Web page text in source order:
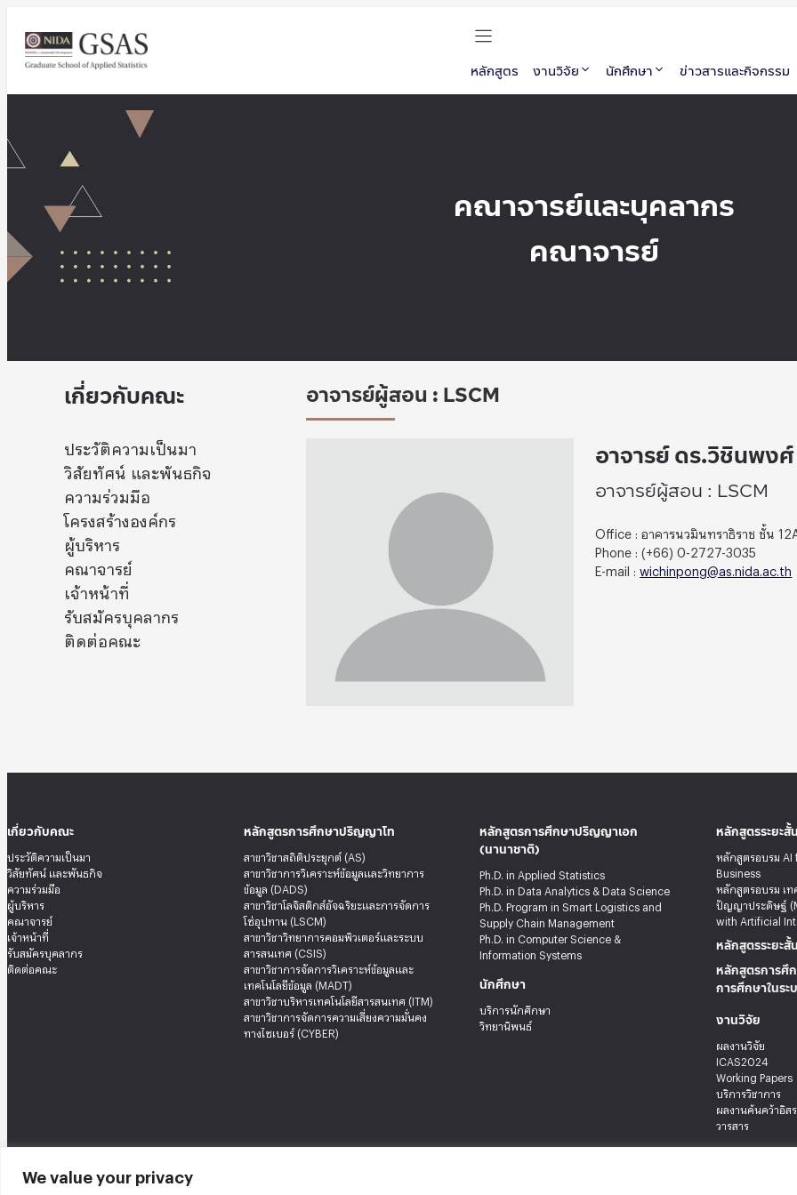
We value your privacy
หลักสูตร งานวิจัย นักศึกษา ข่าวสารและกิจกรรม
คณาจารย์และบุคลากร
คณาจารย์
เกี่ยวกับคณะ
ประวัติความเป็นมา
วิสัยทัศน์ และพันธกิจ
ความร่วมมือ
โครงสร้างองค์กร
ผู้บริหาร
คณาจารย์
เจ้าหน้าที่
รับสมัครบุคลากร
ติดต่อคณะ
อาจารย์ผู้สอน : LSCM
อาจารย์ ดร.วิชินพง
อาจารย์ผู้สอน : LSCM
Office : อาคารนวมินทราธิราช ชั้น 12A
Phone : (+66) 0-2727-3035
E-mail :wichinpong@as.nida.ac.th
เกี่ยวกับคณะ
ประวัติความเป็นมา
วิสัยทัศน์ และพันธกิจ
ความร่วมมือ
ผู้บริหาร
คณาจารย์
เจ้าหน้าที่
รับสมัครบุคลากร
ติดต่อคณะ
หลักสูตรการศึกษาปริญญาโท
สาขาวิชาสถิติประยุกต์ (AS)
สาขาวิชาการวิเคราะห์ข้อมูลและวิทยาการ
ข้อมูล (DADS)
สาขาวิชาโลจิสติกส์อัจฉริยะและการจัดการ
โซ่อุปทาน (LSCM)
สาขาวิชาวิทยาการคอมพิวเตอร์และระบบ
สารสนเทศ (CSIS)
สาขาวิชาการจัดการวิเคราะห์ข้อมูลและ
เทคโนโลยีข้อมูล (MADT)
สาขาวิชาบริหารเทคโนโลยีสารสนเทศ (ITM)
สาขาวิชาการจัดการความเสี่ยงความมั่นคง
ทางไซเบอร์ (CYBER)
หลักสูตรการศึกษาปริญญาเอก
(นานาชาติ)
Ph.D. in Applied Statistics
Ph.D. in Data Analytics & Data Science
Ph.D. Program in Smart Logistics and
Supply Chain Management
Ph.D. in Computer Science &
Information Systems
นักศึกษา
บริการนักศึกษา
วิทยานิพนธ์
หลักสูตรระยะสั้น
หลักสูตรอบรม AI
Business
หลักสูตรอบรม เท
ปัญญาประดิษฐ์
with Artificial
หลักสูตรระยะสั้น
หลักสูตรการศึ
การศึกษาในระ
งานวิจัย
ผลงานวิจัย
ICAS2024
Working Papers
บริการวิชาการ
ผลงานค้นคว้าอิส
วารสาร
คณะสถิติประยุกต์ อาคารนวมินทราธิราช ชั้น 12 เลขที่ 148 ถนนเสรีไทย แขวงคลองจั่น เขตบางกะปิ กรุงเทพมหานคร 10240